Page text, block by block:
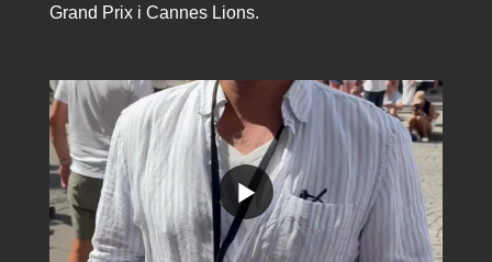
Grand Prix i Cannes Lions.